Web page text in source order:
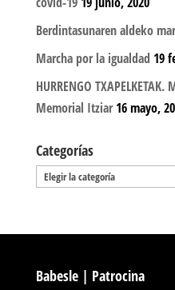
Berdintasunaren aldeko
Marcha por la igualdad 19
HURRENGO
Memorial Itziar 16 mayo,
Categorías
Categorías
Babesle | Patrocina